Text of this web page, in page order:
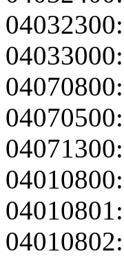
04032300:
04033000:
04070800:
04070500:
04071300:
04010800:
04010801:
04010802: